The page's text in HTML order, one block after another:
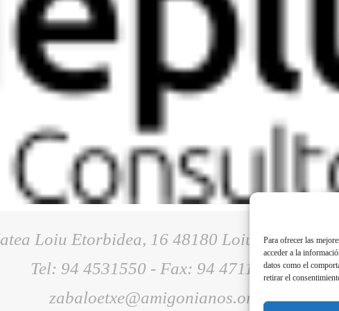
Para ofrecer las
acceder a la
datos como el
retirar el
Loiu Etorbidea, 16 48180 Loiu (Bizkaia)
Tel: 94 4531550 - Fax: 94 4711057
zabaloetxe@amigonianos.org